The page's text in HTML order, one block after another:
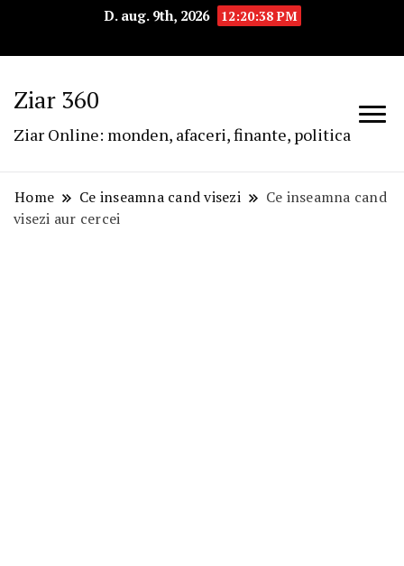
D. aug. 9th, 2026 12:20:39 PM
Ziar 360
Ziar Online: monden, afaceri, finante, politica
Home Ce inseamna cand visezi
Ce inseamna cand
visezi aur cercei